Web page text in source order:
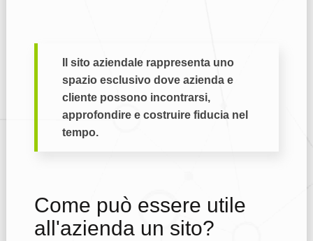
Il sito aziendale rappresenta uno
spazio esclusivo dove azienda e
cliente possono incontrarsi,
approfondire e costruire fiducia nel
tempo.
Come può essere utile
all'azienda un sito?